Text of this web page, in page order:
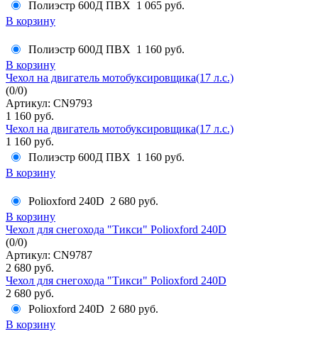
Полиэстр 600Д ПВХ 1 065 руб.
В корзину
Полиэстр 600Д ПВХ 1 160 руб.
В корзину
Чехол на двигатель мотобуксировщика(17 л.с.)
(0/0)
Артикул: CN9793
1 160 руб.
Чехол на двигатель мотобуксировщика(17 л.с.)
1 160 руб.
Полиэстр 600Д ПВХ 1 160 руб.
В корзину
Polioxford 240D 2 680 руб.
В корзину
Чехол для снегохода "Тикси" Polioxford 240D
(0/0)
Артикул: CN9787
2 680 руб.
Чехол для снегохода "Тикси" Polioxford 240D
2 680 руб.
Polioxford 240D 2 680 руб.
В корзину